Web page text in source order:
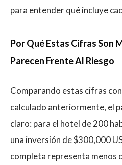
para entender qué incluye
Por Qué Estas Cifras Son
Parecen Frente Al Riesgo
Comparando estas cifras
calculado anteriormente, el
claro: para el hotel de 200
una inversión de $300,000
completa representa menos